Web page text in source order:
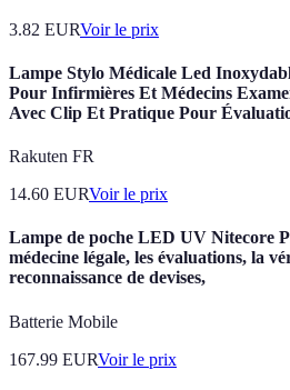
3.82 EURVoir le prix
Lampe Stylo Médicale Led
Pour Infirmières Et Médecins
Avec Clip Et Pratique Pour
Rakuten FR
14.60 EURVoir le prix
Lampe de poche LED UV Nitecore
médecine légale, les évaluations, la
reconnaissance de devises,
Batterie Mobile
167.99 EURVoir le prix